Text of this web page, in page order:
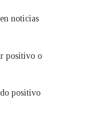
noticias
positivo o
positivo